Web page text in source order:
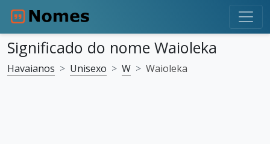
Significado do nome Waioleka
Havaianos Unisexo W Waioleka